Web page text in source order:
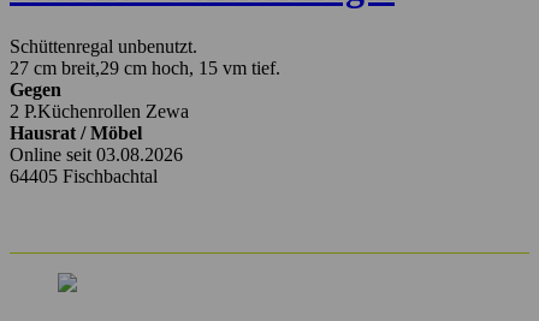
Schüttenregal unbenutzt.
27 cm breit,29 cm hoch, 15 vm tief.
Gegen
2 P.Küchenrollen Zewa
Hausrat / Möbel
Online seit 03.08.2026
64405 Fischbachtal